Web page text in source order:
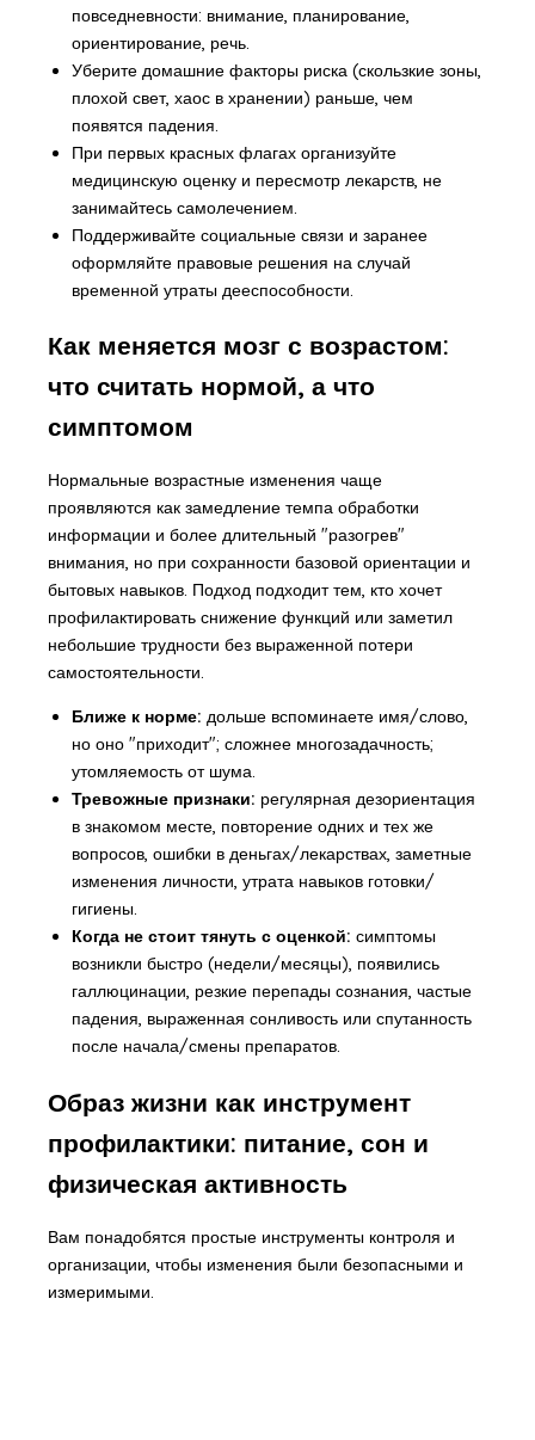
повседневности: внимание, планирование,
ориентирование, речь.
Уберите домашние факторы риска (скользкие зоны,
плохой свет, хаос в хранении) раньше, чем
появятся падения.
При первых красных флагах организуйте
медицинскую оценку и пересмотр лекарств, не
занимайтесь самолечением.
Поддерживайте социальные связи и заранее
оформляйте правовые решения на случай
временной утраты дееспособности.
Как меняется мозг с возрастом:
что считать нормой, а что
симптомом
Нормальные возрастные изменения чаще
проявляются как замедление темпа обработки
информации и более длительный "разогрев"
внимания, но при сохранности базовой ориентации и
бытовых навыков. Подход подходит тем, кто хочет
профилактировать снижение функций или заметил
небольшие трудности без выраженной потери
самостоятельности.
Ближе к норме: дольше вспоминаете имя/слово,
но оно "приходит"; сложнее многозадачность;
утомляемость от шума.
Тревожные признаки: регулярная дезориентация
в знакомом месте, повторение одних и тех же
вопросов, ошибки в деньгах/лекарствах, заметные
изменения личности, утрата навыков готовки/
гигиены.
Когда не стоит тянуть с оценкой: симптомы
возникли быстро (недели/месяцы), появились
галлюцинации, резкие перепады сознания, частые
падения, выраженная сонливость или спутанность
после начала/смены препаратов.
Образ жизни как инструмент
профилактики: питание, сон и
физическая активность
Вам понадобятся простые инструменты контроля и
организации, чтобы изменения были безопасными и
измеримыми.